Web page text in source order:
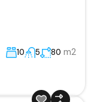
10 5 80 m2